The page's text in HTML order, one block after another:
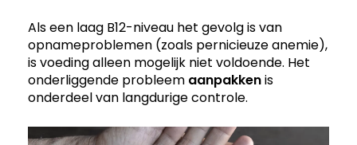
Als een laag B12-niveau het gevolg is van
opnameproblemen (zoals pernicieuze anemie),
is voeding alleen mogelijk niet voldoende. Het
onderliggende probleem aanpakkenis
onderdeel van langdurige controle.